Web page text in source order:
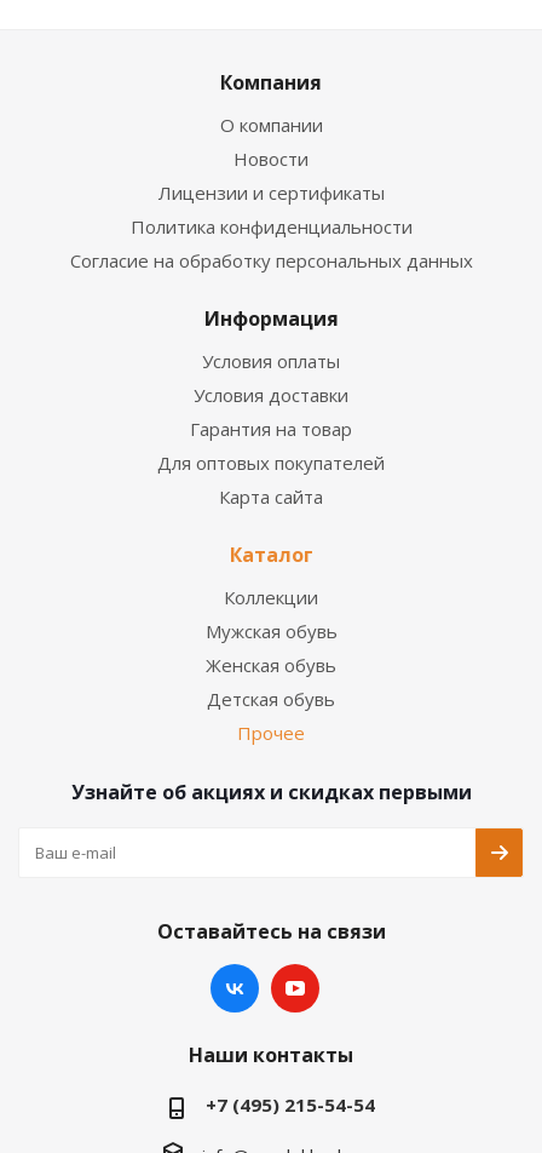
Компания
О компании
Новости
Лицензии и сертификаты
Политика конфиденциальности
Согласие на обработку персональных данных
Информация
Условия оплаты
Условия доставки
Гарантия на товар
Для оптовых покупателей
Карта сайта
Каталог
Коллекции
Мужская обувь
Женская обувь
Детская обувь
Прочее
Узнайте об акциях и скидках первыми
Оставайтесь на связи
Наши контакты
+7 (495) 215-54-54